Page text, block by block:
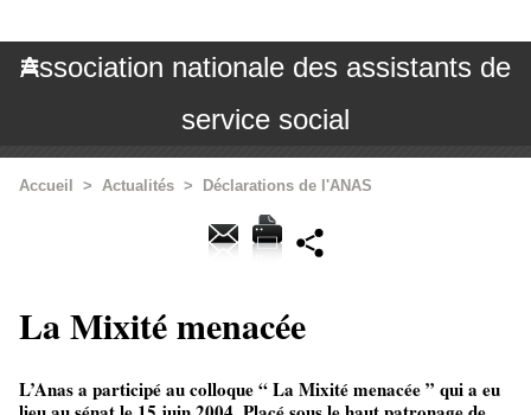
Association nationale des assistants de
service social
Accueil > Actualités > Déclarations de l'ANAS
La Mixité menacée
L’Anas a participé au colloque “ La Mixité menacée ” qui a eu